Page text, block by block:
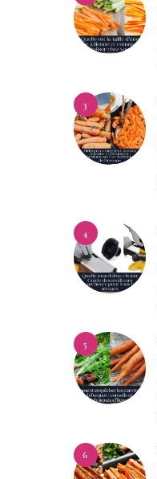
3
4
5
6